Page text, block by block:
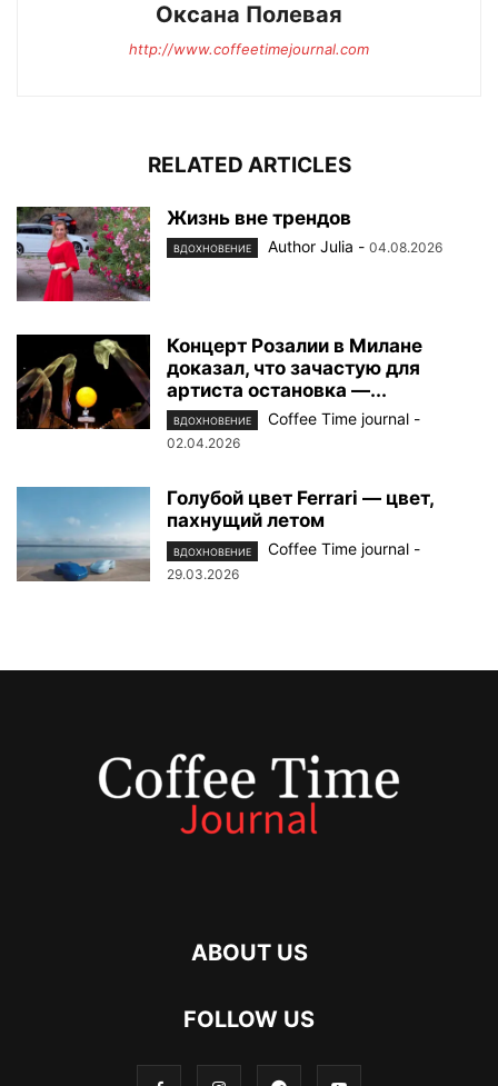
Оксана Полевая
http://www.coffeetimejournal.com
RELATED ARTICLES
Жизнь вне трендов
ВДОХНОВЕНИЕ Author Julia - 04.08.2026
Концерт Розалии в Милане
доказал, что зачастую для
артиста остановка —...
ВДОХНОВЕНИЕ Coffee Time journal -
02.04.2026
Голубой цвет Ferrari — цвет,
пахнущий летом
ВДОХНОВЕНИЕ Coffee Time journal -
29.03.2026
ABOUT US
FOLLOW US